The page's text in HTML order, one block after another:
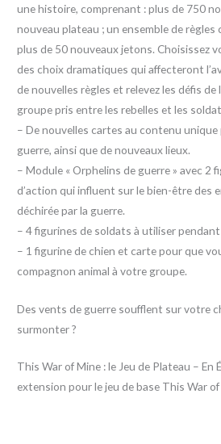
une histoire, comprenant : plus de 750
nouveau plateau ; un ensemble de
plus de 50 nouveaux jetons. Choisissez
des choix dramatiques qui affecteront
de nouvelles règles et relevez les défis
groupe pris entre les rebelles et les
– De nouvelles cartes au contenu unique
guerre, ainsi que de nouveaux lieux.
– Module « Orphelins de guerre » avec 2
d’action qui influent sur le bien-être des
déchirée par la guerre.
– 4 figurines de soldats à utiliser
– 1 figurine de chien et carte pour que
compagnon animal à votre groupe.
Des vents de guerre soufflent sur votre
surmonter ?
This War of Mine : le Jeu de Plateau – En
extension pour le jeu de base This War of